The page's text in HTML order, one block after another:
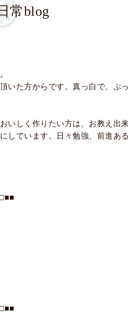
常blog
いた方からです。真っ白で、ぷ
いしく作りたい方は、お教え出来
しています。日々勉強、前進あ